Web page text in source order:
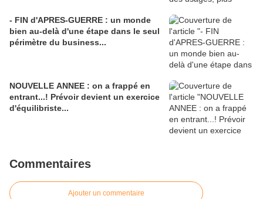
- FIN d'APRES-GUERRE : un monde
bien au-delà d'une étape dans le seul
périmètre du business...
NOUVELLE ANNEE : on a frappé en
entrant...! Prévoir devient un exercice
d'équilibriste...
Commentaires
Ajouter un commentaire